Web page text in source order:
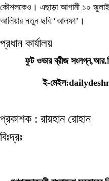
কৌশলকেও। এছাড়া আগামী ১০ জুলাই
আলিয়ার নতুন ছবি ‘আলফা’।
প্রধান কার্যালয়
ফুট ওভার ব্রীজ
ই-
প্রকাশক : রায়হান রোহান
বিঃদ্রঃ